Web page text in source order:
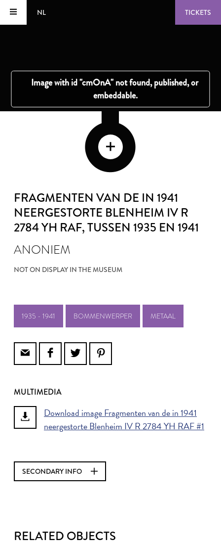
NL TICKETS
FRAGMENTEN VAN DE IN 1941
NEERGESTORTE BLENHEIM IV R
2784 YH RAF, TUSSEN 1935 EN 1941
ANONIEM
NOT ON DISPLAY IN THE MUSEUM
1935 - 1941 BOMMENWERPER METAAL
MULTIMEDIA
Download image Fragmenten van de in 1941
neergestorte Blenheim IV R 2784 YH RAF #1
SECONDARY INFO
RELATED OBJECTS